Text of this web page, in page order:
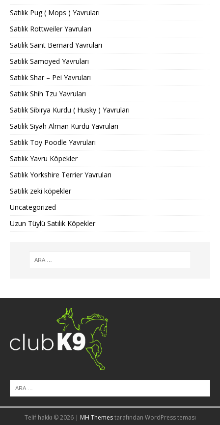
Satılık Pug ( Mops ) Yavruları
Satılık Rottweiler Yavruları
Satılık Saint Bernard Yavruları
Satılık Samoyed Yavruları
Satılık Shar – Pei Yavruları
Satılık Shih Tzu Yavruları
Satılık Sibirya Kurdu ( Husky ) Yavruları
Satılık Siyah Alman Kurdu Yavruları
Satılık Toy Poodle Yavruları
Satılık Yavru Köpekler
Satılık Yorkshire Terrier Yavruları
Satılık zeki köpekler
Uncategorized
Uzun Tüylü Satılık Köpekler
Telif hakkı © 2026 | MH Themestarafından WordPress teması